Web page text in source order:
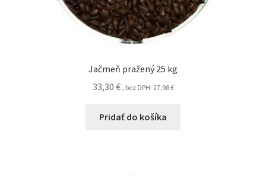
Jačmeň pražený 25 kg
33,30 € , bez DPH: 27,98€
Pridať do košíka